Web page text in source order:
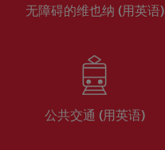
无障碍的维也纳 (用英语)
公共交通 (用英语)